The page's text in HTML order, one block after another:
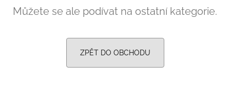
Můžete se ale podívat na ostatní kategorie.
ZPĚT DO OBCHODU
m
e